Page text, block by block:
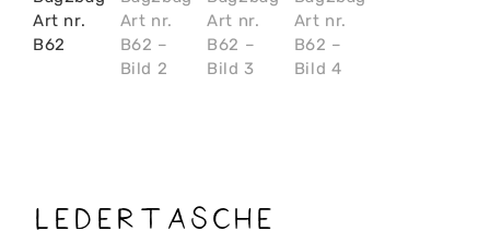
Ledertasche